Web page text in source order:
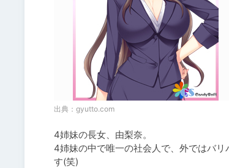
出典： gyutto.com
4姉妹の長女、由梨奈。
4姉妹の中で唯一の社会人で、外ではバ
す(笑)